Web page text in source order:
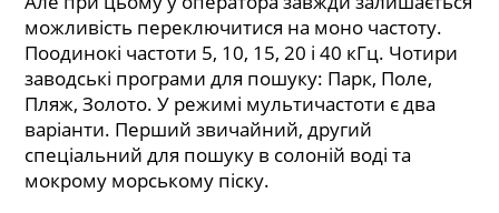
можливість переключитися на моно частоту.
Поодинокі частоти 5, 10, 15, 20 і 40 кГц. Чотири
заводські програми для пошуку: Парк, Поле,
Пляж, Золото. У режимі мультичастоти є два
варіанти. Перший звичайний, другий
спеціальний для пошуку в солоній воді та
мокрому морському піску.